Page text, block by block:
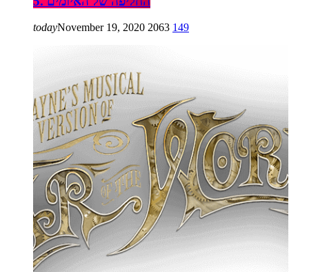
todayNovember 19, 2020 2063 149